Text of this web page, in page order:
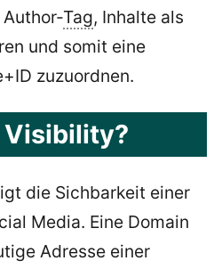
Tag, Inhalte als
und somit eine
zuzuordnen.
Visibility?
die Sichbarkeit einer
Media. Eine Domain
Adresse einer